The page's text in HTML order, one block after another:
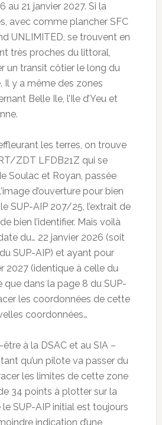
au 21 janvier 2027. Si la
avec comme plancher SFC
UNLIMITED, se trouvent en
très proches du littoral,
un transit côtier le long du
Il y a même des zones
Belle Ile, l’Ile d’Yeu et
les terres, on trouve
ZDT LFDB21Z qui se
Soulac et Royan, passée
d’ouverture pour bien
SUP-AIP 207/25, l’extrait de
bien l’identifier. Mais voilà
du… 22 janvier 2026 (soit
SUP-AIP) et ayant pour
2027 (identique à celle du
que dans la page 8 du SUP-
les coordonnées de cette
coordonnées…
à la DSAC et au SIA –
qu’un pilote va passer du
les limites de cette zone
34 points à plotter sur la
SUP-AIP initial est toujours
indication d’une